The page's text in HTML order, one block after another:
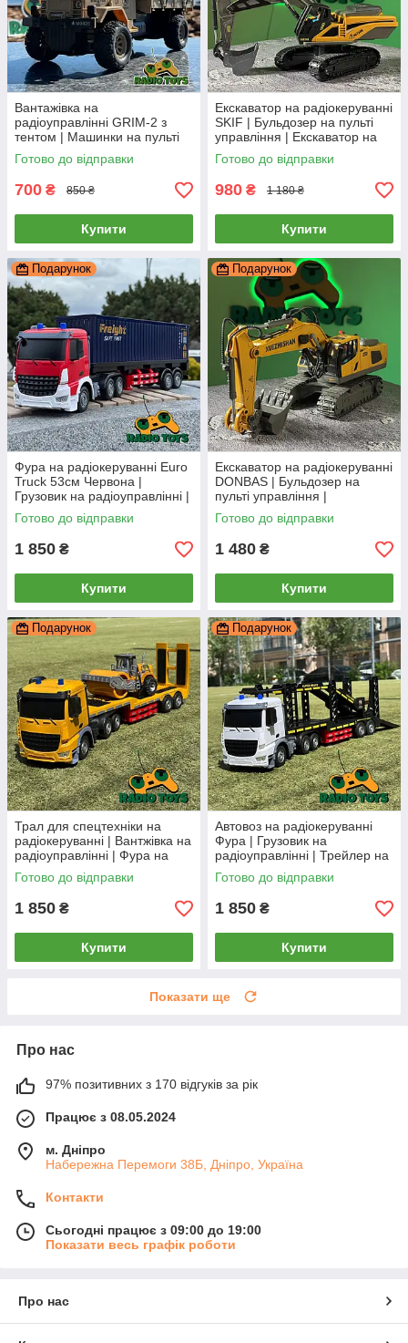
Вантажівка на
радіоуправлінні GRIM-2 з
тентом | Машинки на пульті
управління вантажівки |
Вантажна машина на
радіокеруванні
Готово до відправки
700 ₴ 850 ₴
Купити
Екскаватор на радіокеруванні
SKIF | Бульдозер на пульті
управління | Екскаватор на
радіоуправлінні
Готово до відправки
980 ₴ 1 180 ₴
Купити
Подарунок
Фура на радіокеруванні Euro
Truck 53см Червона |
Грузовик на радіоуправлінні |
Трейлер на пульту
Готово до відправки
1 850 ₴
Купити
Подарунок
Екскаватор на радіокеруванні
DONBAS | Бульдозер на
пульті управління |
Екскаватор на
радіоуправлінні
Готово до відправки
1 480 ₴
Купити
Подарунок
Трал для спецтехніки на
радіокеруванні | Вантжівка на
радіоуправлінні | Фура на
пульту
Готово до відправки
1 850 ₴
Купити
Подарунок
Автовоз на радіокеруванні
Фура | Грузовик на
радіоуправлінні | Трейлер на
пульту
Готово до відправки
1 850 ₴
Купити
Показати ще
Про нас
97% позитивних з 170 відгуків за рік
Працює з 08.05.2024
м. Дніпро
Набережна Перемоги 38Б, Дніпро, Україна
Контакти
Сьогодні працює з 09:00 до 19:00
Показати весь графік роботи
Про нас